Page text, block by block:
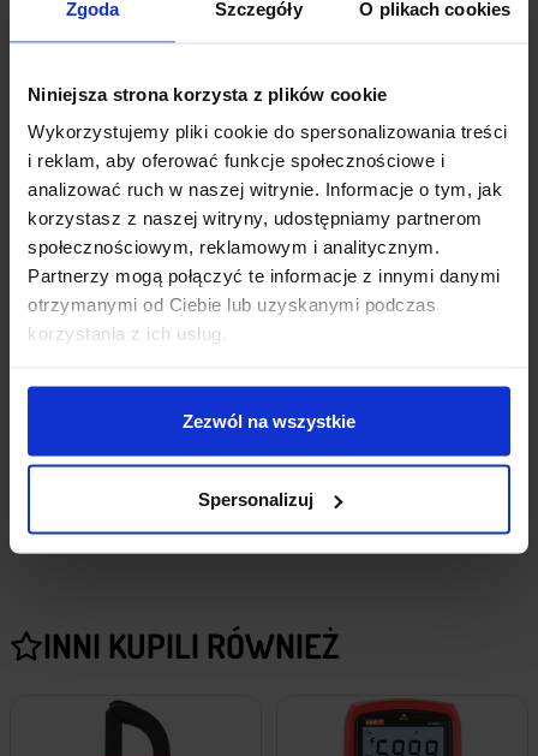
Zgoda Szczegóły O plikach cookies
Niniejsza strona korzysta z plików cookie
Wykorzystujemy pliki cookie do spersonalizowania treści
i reklam, aby oferować funkcje społecznościowe i
analizować ruch w naszej witrynie. Informacje o tym, jak
korzystasz z naszej witryny, udostępniamy partnerom
społecznościowym, reklamowym i analitycznym.
Partnerzy mogą połączyć te informacje z innymi danymi
otrzymanymi od Ciebie lub uzyskanymi podczas
korzystania z ich usług.
Zezwól na wszystkie
Spersonalizuj
INFORMACJE DODATKOWE
OPINIE
INNI KUPILI RÓWNIEŻ